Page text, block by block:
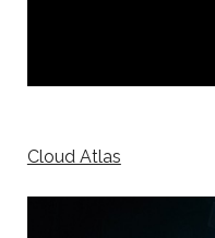
Cloud Atlas